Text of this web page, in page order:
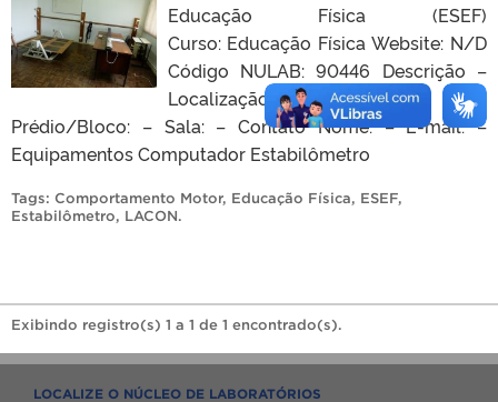
Educação Física (ESEF)
Curso: Educação Física Website: N/D
Código NULAB: 90446 Descrição –
Localização Campus: ESEF
Prédio/Bloco: – Sala: – Contato Nome: – E-mail: –
Equipamentos Computador Estabilômetro
Tags: Comportamento Motor, Educação Física, ESEF,
Estabilômetro, LACON.
Exibindo registro(s) 1 a 1 de 1 encontrado(s).
LOCALIZE O NÚCLEO DE LABORATÓRIOS